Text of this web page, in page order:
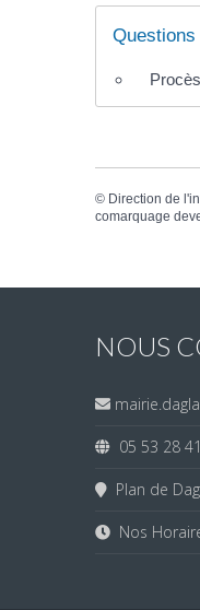
© Direction de
comarquage
NOUS
05 53 28
Plan de
Nos